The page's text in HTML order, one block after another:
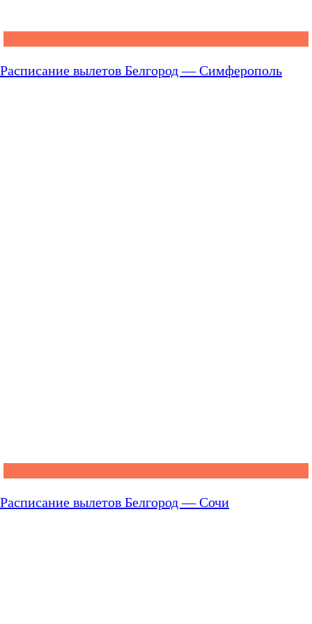
Расписание вылетов Белгород — Симферополь
Расписание вылетов Белгород — Сочи